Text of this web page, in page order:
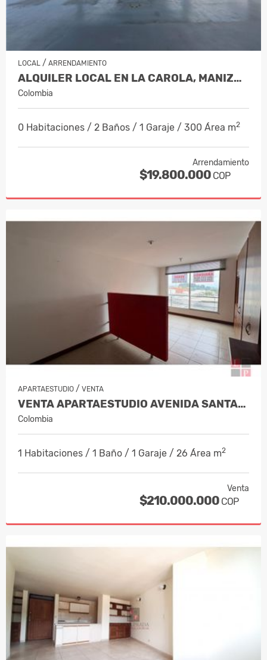
LOCAL / ARRENDAMIENTO
ALQUILER LOCAL EN LA CAROLA, MANIZALES…
Colombia
0 Habitaciones / 2 Baños / 1 Garaje / 300 Área m2
Arrendamiento
$19.800.000 COP
APARTAESTUDIO / VENTA
VENTA APARTAESTUDIO AVENIDA SANTANDE…
Colombia
1 Habitaciones / 1 Baño / 1 Garaje / 26 Área m2
Venta
$210.000.000 COP